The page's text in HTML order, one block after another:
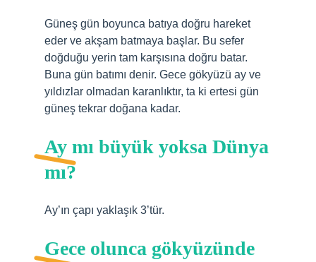
Güneş gün boyunca batıya doğru hareket
eder ve akşam batmaya başlar. Bu sefer
doğduğu yerin tam karşısına doğru batar.
Buna gün batımı denir. Gece gökyüzü ay ve
yıldızlar olmadan karanlıktır, ta ki ertesi gün
güneş tekrar doğana kadar.
Ay mı büyük yoksa Dünya
mı?
Ay’ın çapı yaklaşık 3’tür.
Gece olunca gökyüzünde